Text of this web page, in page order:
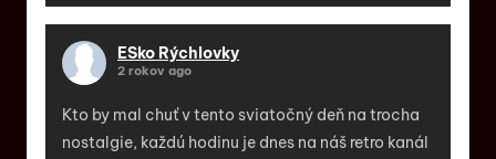
ESko Rýchlovky
2 rokov ago
Kto by mal chuť v tento sviatočný deň na trocha
nostalgie, každú hodinu je dnes na náš retro kanál